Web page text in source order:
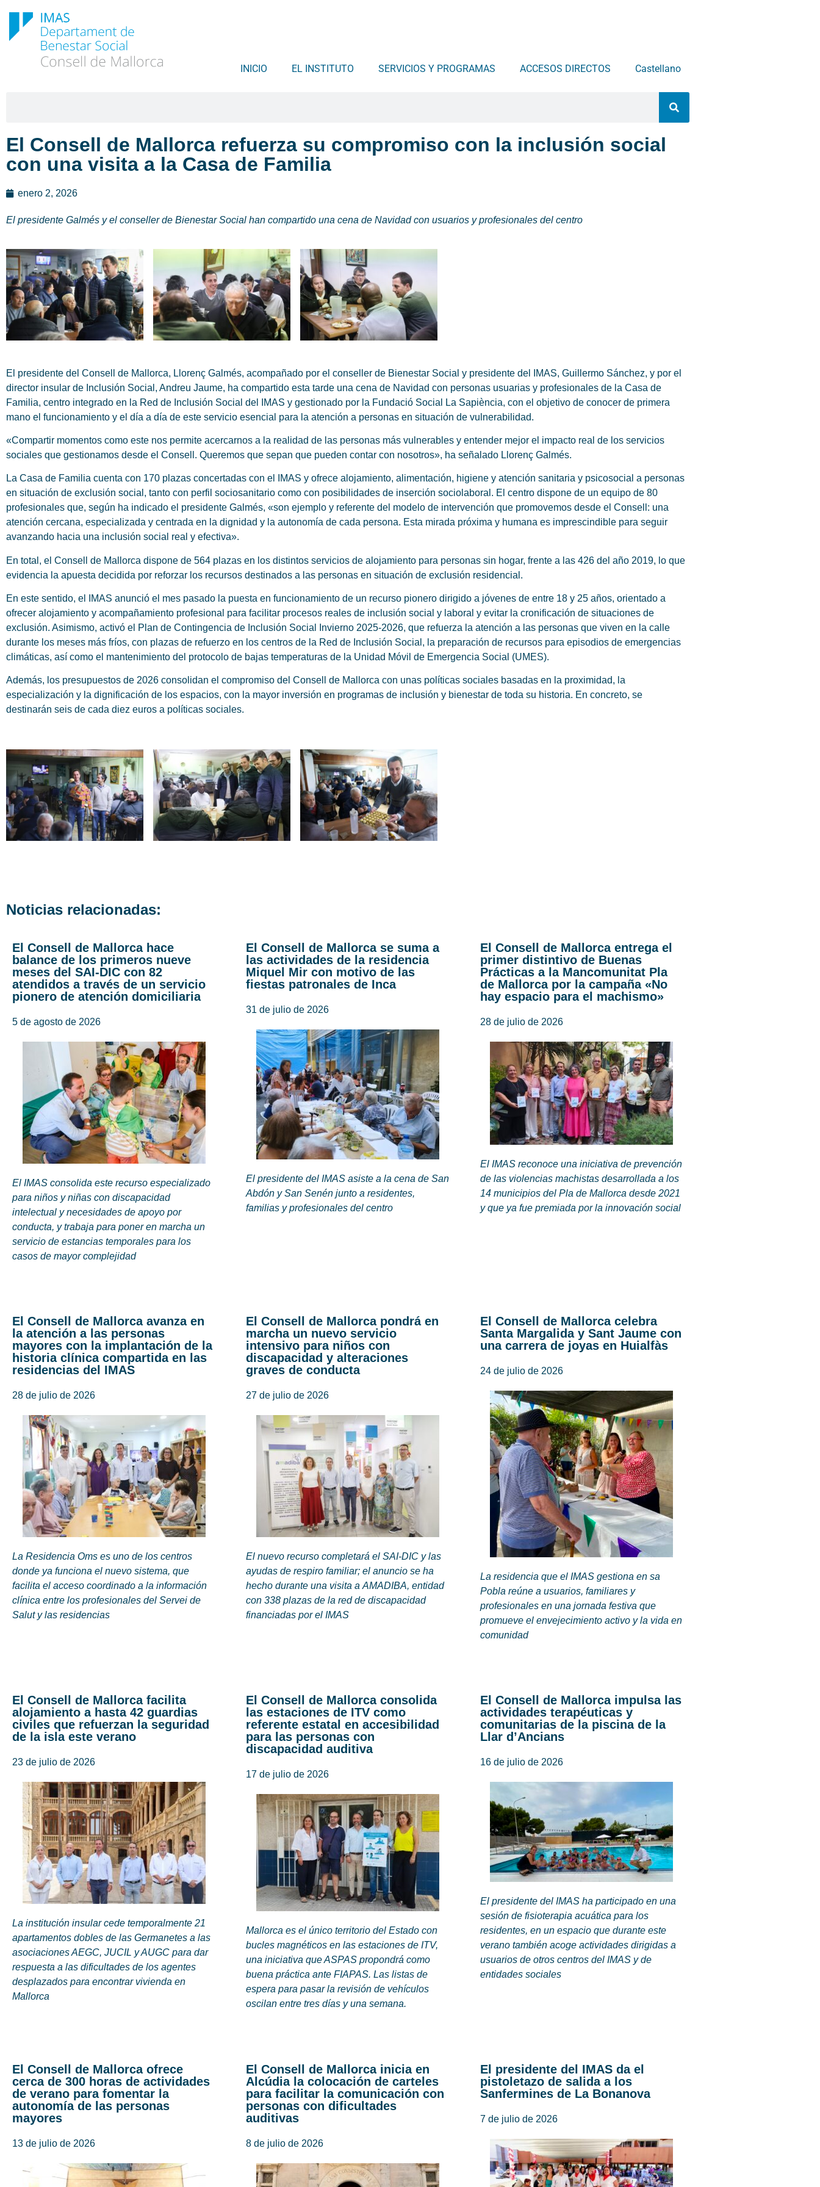
INICIO EL INSTITUTO SERVICIOS Y PROGRAMAS ACCESOS DIRECTOS Castellano
El Consell de Mallorca refuerza su compromiso con la inclusión social
con una visita a la Casa de Familia
enero 2, 2026
El presidente Galmés y el conseller de Bienestar Social han compartido una cena de Navidad con usuarios y profesionales del centro
El presidente del Consell de Mallorca, Llorenç Galmés, acompañado por el conseller de Bienestar Social y presidente del IMAS, Guillermo Sánchez, y por el
director insular de Inclusión Social, Andreu Jaume, ha compartido esta tarde una cena de Navidad con personas usuarias y profesionales de la Casa de
Familia, centro integrado en la Red de Inclusión Social del IMAS y gestionado por la Fundació Social La Sapiència, con el objetivo de conocer de primera
mano el funcionamiento y el día a día de este servicio esencial para la atención a personas en situación de vulnerabilidad.
«Compartir momentos como este nos permite acercarnos a la realidad de las personas más vulnerables y entender mejor el impacto real de los servicios
sociales que gestionamos desde el Consell. Queremos que sepan que pueden contar con nosotros», ha señalado Llorenç Galmés.
La Casa de Familia cuenta con 170 plazas concertadas con el IMAS y ofrece alojamiento, alimentación, higiene y atención sanitaria y psicosocial a personas
en situación de exclusión social, tanto con perfil sociosanitario como con posibilidades de inserción sociolaboral. El centro dispone de un equipo de 80
profesionales que, según ha indicado el presidente Galmés, «son ejemplo y referente del modelo de intervención que promovemos desde el Consell: una
atención cercana, especializada y centrada en la dignidad y la autonomía de cada persona. Esta mirada próxima y humana es imprescindible para seguir
avanzando hacia una inclusión social real y efectiva».
En total, el Consell de Mallorca dispone de 564 plazas en los distintos servicios de alojamiento para personas sin hogar, frente a las 426 del año 2019, lo que
evidencia la apuesta decidida por reforzar los recursos destinados a las personas en situación de exclusión residencial.
En este sentido, el IMAS anunció el mes pasado la puesta en funcionamiento de un recurso pionero dirigido a jóvenes de entre 18 y 25 años, orientado a
ofrecer alojamiento y acompañamiento profesional para facilitar procesos reales de inclusión social y laboral y evitar la cronificación de situaciones de
exclusión. Asimismo, activó el Plan de Contingencia de Inclusión Social Invierno 2025-2026, que refuerza la atención a las personas que viven en la calle
durante los meses más fríos, con plazas de refuerzo en los centros de la Red de Inclusión Social, la preparación de recursos para episodios de emergencias
climáticas, así como el mantenimiento del protocolo de bajas temperaturas de la Unidad Móvil de Emergencia Social (UMES).
Además, los presupuestos de 2026 consolidan el compromiso del Consell de Mallorca con unas políticas sociales basadas en la proximidad, la
especialización y la dignificación de los espacios, con la mayor inversión en programas de inclusión y bienestar de toda su historia. En concreto, se
destinarán seis de cada diez euros a políticas sociales.
Noticias relacionadas:
El Consell de Mallorca hace
balance de los primeros nueve
meses del SAI-DIC con 82
atendidos a través de un servicio
pionero de atención domiciliaria
5 de agosto de 2026
El IMAS consolida este recurso especializado
para niños y niñas con discapacidad
intelectual y necesidades de apoyo por
conducta, y trabaja para poner en marcha un
servicio de estancias temporales para los
casos de mayor complejidad
El Consell de Mallorca se suma a
las actividades de la residencia
Miquel Mir con motivo de las
fiestas patronales de Inca
31 de julio de 2026
El presidente del IMAS asiste a la cena de San
Abdón y San Senén junto a residentes,
familias y profesionales del centro
El Consell de Mallorca entrega el
primer distintivo de Buenas
Prácticas a la Mancomunitat Pla
de Mallorca por la campaña «No
hay espacio para el machismo»
28 de julio de 2026
El IMAS reconoce una iniciativa de prevención
de las violencias machistas desarrollada a los
14 municipios del Pla de Mallorca desde 2021
y que ya fue premiada por la innovación social
El Consell de Mallorca avanza en
la atención a las personas
mayores con la implantación de la
historia clínica compartida en las
residencias del IMAS
28 de julio de 2026
La Residencia Oms es uno de los centros
donde ya funciona el nuevo sistema, que
facilita el acceso coordinado a la información
clínica entre los profesionales del Servei de
Salut y las residencias
El Consell de Mallorca pondrá en
marcha un nuevo servicio
intensivo para niños con
discapacidad y alteraciones
graves de conducta
27 de julio de 2026
El nuevo recurso completará el SAI-DIC y las
ayudas de respiro familiar; el anuncio se ha
hecho durante una visita a AMADIBA, entidad
con 338 plazas de la red de discapacidad
financiadas por el IMAS
El Consell de Mallorca celebra
Santa Margalida y Sant Jaume con
una carrera de joyas en Huialfàs
24 de julio de 2026
La residencia que el IMAS gestiona en sa
Pobla reúne a usuarios, familiares y
profesionales en una jornada festiva que
promueve el envejecimiento activo y la vida en
comunidad
El Consell de Mallorca facilita
alojamiento a hasta 42 guardias
civiles que refuerzan la seguridad
de la isla este verano
23 de julio de 2026
La institución insular cede temporalmente 21
apartamentos dobles de las Germanetes a las
asociaciones AEGC, JUCIL y AUGC para dar
respuesta a las dificultades de los agentes
desplazados para encontrar vivienda en
Mallorca
El Consell de Mallorca consolida
las estaciones de ITV como
referente estatal en accesibilidad
para las personas con
discapacidad auditiva
17 de julio de 2026
Mallorca es el único territorio del Estado con
bucles magnéticos en las estaciones de ITV,
una iniciativa que ASPAS propondrá como
buena práctica ante FIAPAS. Las listas de
espera para pasar la revisión de vehículos
oscilan entre tres días y una semana.
El Consell de Mallorca impulsa las
actividades terapéuticas y
comunitarias de la piscina de la
Llar d’Ancians
16 de julio de 2026
El presidente del IMAS ha participado en una
sesión de fisioterapia acuática para los
residentes, en un espacio que durante este
verano también acoge actividades dirigidas a
usuarios de otros centros del IMAS y de
entidades sociales
El Consell de Mallorca ofrece
cerca de 300 horas de actividades
de verano para fomentar la
autonomía de las personas
mayores
13 de julio de 2026
El Consell de Mallorca inicia en
Alcúdia la colocación de carteles
para facilitar la comunicación con
personas con dificultades
auditivas
8 de julio de 2026
El presidente del IMAS da el
pistoletazo de salida a los
Sanfermines de La Bonanova
7 de julio de 2026